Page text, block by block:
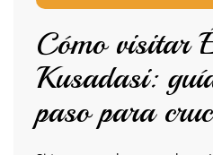
Cómo visitar
Kusadasi:
paso para